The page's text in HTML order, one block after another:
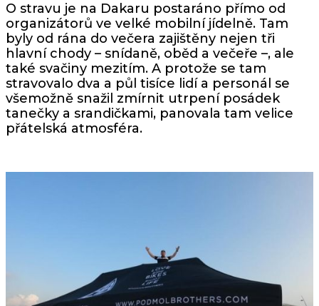
O stravu je na Dakaru postaráno přímo od
organizátorů ve velké mobilní jídelně. Tam
byly od rána do večera zajištěny nejen tři
hlavní chody – snídaně, oběd a večeře –, ale
také svačiny mezitím. A protože se tam
stravovalo dva a půl tisíce lidí a personál se
všemožně snažil zmírnit utrpení posádek
tanečky a srandičkami, panovala tam velice
přátelská atmosféra.